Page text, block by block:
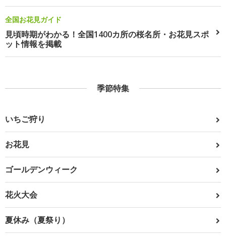
全国お花見ガイド
見頃時期がわかる！全国1400カ所の桜名所・お花見スポ
ット情報を掲載
季節特集
いちご狩り
お花見
ゴールデンウィーク
花火大会
夏休み（夏祭り）